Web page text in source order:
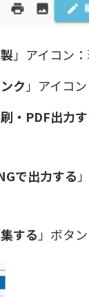
」アイコン
ク」アイコ
・PDF出力
で出力する
する」ボタ